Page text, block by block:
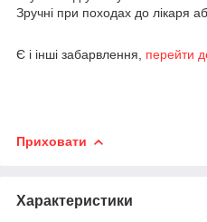
Зручні при походах до лікаря
Є і інші забарвлення, перейти
Приховати
Характеристики